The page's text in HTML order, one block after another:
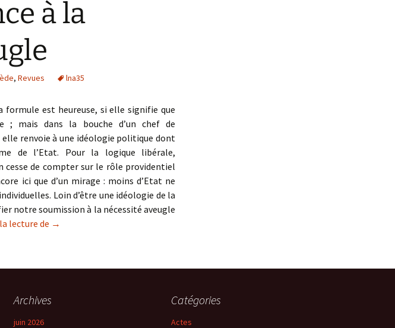
à la
, Revues lna35
formule est heureuse, si elle signifie que
; mais dans la bouche d’un chef de
renvoie à une idéologie politique dont
de l’Etat. Pour la logique libérale,
cesse de compter sur le rôle providentiel
ici que d’un mirage : moins d’Etat ne
Loin d’être une idéologie de la
notre soumission à la nécessité aveugle
lecture de De la providence à la nécessité aveugle
→
Archives
juin 2026
Catégories
Actes